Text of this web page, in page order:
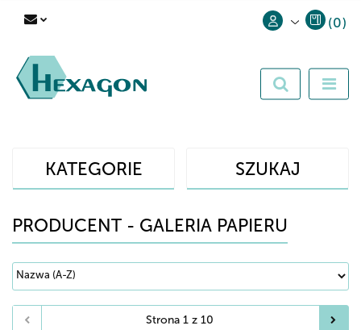
Zarejestruj się
(0)
KATEGORIE SZUKAJ
PRODUCENT - GALERIA PAPIERU